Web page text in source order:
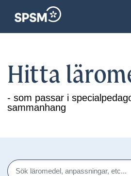
Hitta
- som passar i
sammanhang
Sök